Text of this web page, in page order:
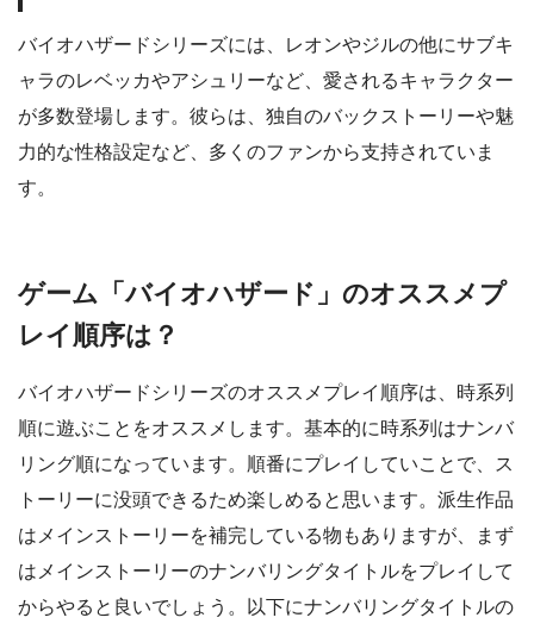
バイオハザードシリーズには、レオンやジルの他にサブキ
ャラのレベッカやアシュリーなど、愛されるキャラクター
が多数登場します。彼らは、独自のバックストーリーや魅
力的な性格設定など、多くのファンから支持されていま
す。
ゲーム「バイオハザード」のオススメプ
レイ順序は？
バイオハザードシリーズのオススメプレイ順序は、時系列
順に遊ぶことをオススメします。基本的に時系列はナンバ
リング順になっています。順番にプレイしていことで、ス
トーリーに没頭できるため楽しめると思います。派生作品
はメインストーリーを補完している物もありますが、まず
はメインストーリーのナンバリングタイトルをプレイして
からやると良いでしょう。以下にナンバリングタイトルの